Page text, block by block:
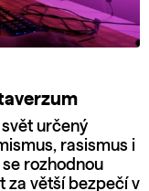
určený
rasismus i
rozhodnou
za větší bezpečí v